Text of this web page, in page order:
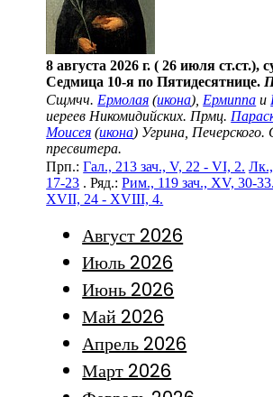
8 августа 2026 г. ( 26 июля ст.ст.),
Седмица 10-я по Пятидесятнице.
Сщмчч. Ермолая (икона), Ермиппа и
иереев Никомидийских. Прмц.
Моисея (икона) Угрина,
пресвитера.
Прп.:Гал., 213 зач., V, 22 - VI, 2.
17-23 . Ряд.:Рим., 119 зач., XV, 30-33.
XVII, 24 - XVIII, 4.
Август 2026
Июль 2026
Июнь 2026
Май 2026
Апрель 2026
Март 2026